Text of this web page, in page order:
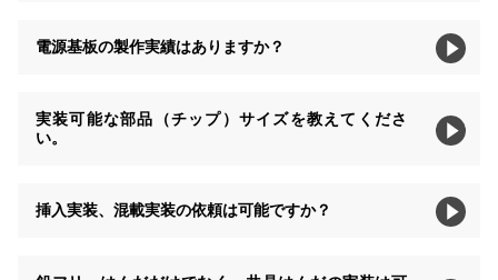
電源基板の製作実績はありますか？
実装可能な部品（チップ）サイズを教えてくださ
い。
挿入実装、混載実装の依頼は可能ですか？